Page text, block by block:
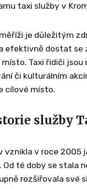
taxi služby v
je důležitým
efektivně dostat
Taxi řidiči
či kulturálním
cílové místo.
služby
vznikla v roce
Od té doby se stala
rozšiřovala své